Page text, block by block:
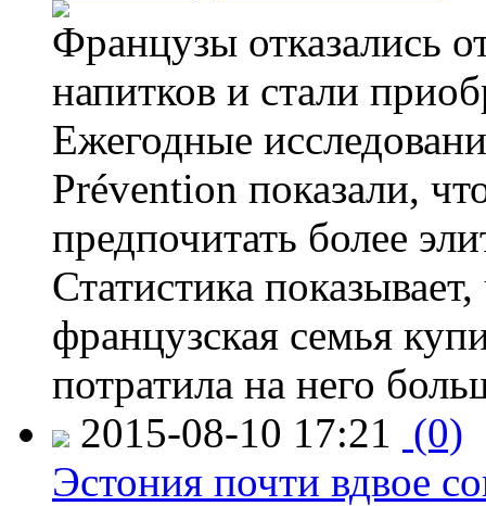
Французы отказались
напитков и стали
Ежегодные
Prévention показали,
предпочитать более
Статистика
французская семья
потратила на него
2015-08-10 17:21 (0)
Эстония почти вдвое